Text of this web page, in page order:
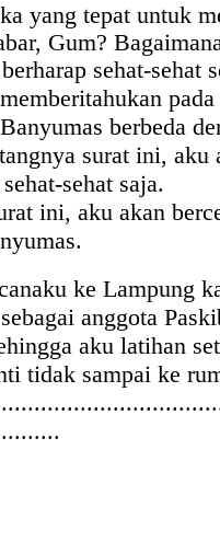
yang tepat untuk
Gum?
sehat-sehat
berbeda
surat ini, aku
sehat saja.
ini, aku akan
ke Lampung
anggota
aku latihan
tidak sampai ke